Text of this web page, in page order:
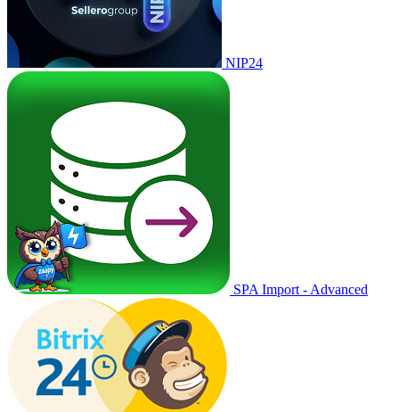
NIP24
SPA Import - Advanced